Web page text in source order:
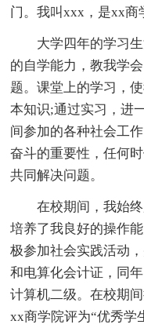
门。我叫xxx，是xx商
大学四年的学习
的自学能力，教我学
题。课堂上的学习，
本知识;通过实习，进
间参加的各种社会工
奋斗的重要性，任何
共同解决问题。
在校期间，我始
培养了我良好的操作
极参加社会实践活动
和电算化会计证，同
计算机二级。在校期
xx商学院评为“优秀学